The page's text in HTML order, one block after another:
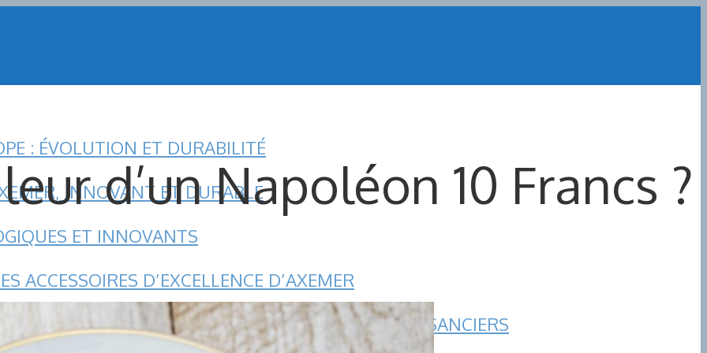
: ÉVOLUTION ET DURABILITÉ
INNOVANT ET DURABLE
ET INNOVANTS
ACCESSOIRES D’EXCELLENCE D’AXEMER
: UNE RESSOURCE PRÉCIEUSE POUR LES PLAISANCIERS
d’un Napoléon 10 Francs ?